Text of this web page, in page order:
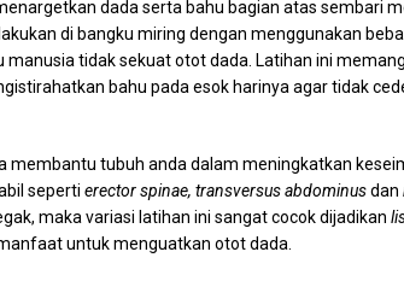
dada serta bahu bagian atas sembari
di bangku miring dengan menggunakan
manusia tidak sekuat otot dada. Latihan ini
bahu pada esok harinya agar tidak
membantu tubuh anda dalam meningkatkan
seperti erector spinae, transversus abdominusdan
maka variasi latihan ini sangat cocok dijadikan
untuk menguatkan otot dada.